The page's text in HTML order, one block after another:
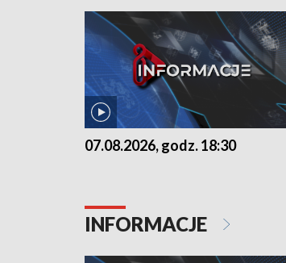
07.08.2026, godz. 18:30
INFORMACJE